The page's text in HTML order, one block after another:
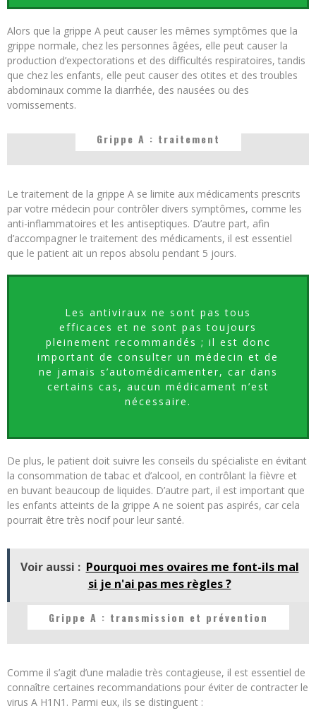
Alors que la grippe A peut causer les mêmes symptômes que la
grippe normale, chez les personnes âgées, elle peut causer la
production d’expectorations et des difficultés respiratoires, tandis
que chez les enfants, elle peut causer des otites et des troubles
abdominaux comme la diarrhée, des nausées ou des
vomissements.
Grippe A : traitement
Le traitement de la grippe A se limite aux médicaments prescrits
par votre médecin pour contrôler divers symptômes, comme les
anti-inflammatoires et les antiseptiques. D’autre part, afin
d’accompagner le traitement des médicaments, il est essentiel
que le patient ait un repos absolu pendant 5 jours.
Les antiviraux ne sont pas tous
efficaces et ne sont pas toujours
pleinement recommandés ; il est donc
important de consulter un médecin et de
ne jamais s’automédicamenter, car dans
certains cas, aucun médicament n’est
nécessaire.
De plus, le patient doit suivre les conseils du spécialiste en évitant
la consommation de tabac et d’alcool, en contrôlant la fièvre et
en buvant beaucoup de liquides. D’autre part, il est important que
les enfants atteints de la grippe A ne soient pas aspirés, car cela
pourrait être très nocif pour leur santé.
Voir aussi : Pourquoi mes ovaires me font-ils mal
si je n'ai pas mes règles ?
Grippe A : transmission et prévention
Comme il s’agit d’une maladie très contagieuse, il est essentiel de
connaître certaines recommandations pour éviter de contracter le
virus A H1N1. Parmi eux, ils se distinguent :